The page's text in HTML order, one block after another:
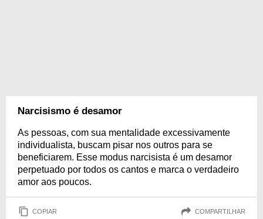
Narcisismo é desamor
As pessoas, com sua mentalidade excessivamente
individualista, buscam pisar nos outros para se
beneficiarem. Esse modus narcisista é um desamor
perpetuado por todos os cantos e marca o verdadeiro
amor aos poucos.
COPIAR COMPARTILHAR